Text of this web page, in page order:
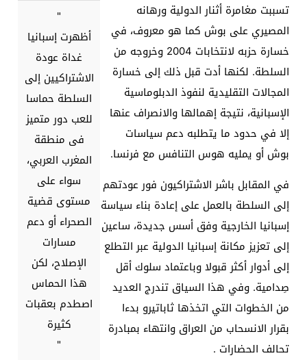
"
أظهرت إسبانيا
غداة عودة
الاشتراكيين إلى
السلطة حماسا
للعب دور متميز
فى منطقة
المغرب العربي،
سواء على
مستوى قضية
الصحراء أو دعم
مسارات
الإصلاح، لكن
هذا الحماس
اصطدم بعقبات
كثيرة
"
تسببت مغامرة أثنار الدولية ورهانه
المصيري على بوش كما هو معروف، في
خسارة حزبه لانتخابات 2004 وخروجه من
السلطة. لكنها أدت قبل ذلك إلى خسارة
المجالات التقليدية لنفوذ الدبلوماسية
الإسبانية، نتيجة إهمالها والانصراف عنها
إلا في حدود ما يتطلبه دعم سياسات
بوش أو يمليه هوس التنافس مع فرنسا.
في المقابل باشر الاشتراكيون فور عودتهم
إلى السلطة بالعمل على إعادة بناء سياسة
إسبانيا الخارجية وفق أسس جديدة، ساعين
إلى تعزيز مكانة إسبانيا الدولية عبر التطلع
إلى أدوار أكثر قبولا وباعتماد سلوك أقل
صِدامية. وفي هذا السياق تندرج العديد
من الخطوات التي اتخذها ثاباتيرو بدءا
بقرار الانسحاب من العراق وانتهاء بمبادرة
تحالف الحضارات .